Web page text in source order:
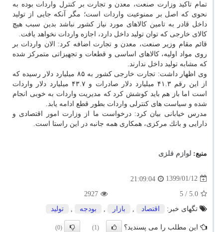
تمام تاكید وزارت صنعت، معدن و تجارت بر كنترل واردات بوده به
نحوی كه اصل بر ممنوعیت واردات است؛ مگر آنكه جایی از تولید
داخل قادر به تامین كالاهای مورد نیاز كشور نباشد بدین سبب هیچ
كالای خارجی كه توان تولید داخل دارد، اجازه واردات نخواهد یافت.
قائم مقام وزیر صنعت، معدن و تجارت اضافه كرد: الان واردات بر
روی مواد اولیه، كالاهای اساسی و قطعات و تجهیزاتی متمركز شده
كه مشابه تولید داخل ندارند.
وی اظهار داشت: تجارت خارجی كشور به ۸۵ میلیارد دلار رسیده كه
از این رقم ۴۱.۳ میلیارد دلار صادرات و ۴۳.۷ میلیارد دلار واردات
است اما باز هم باید كوشش كرد كه مدیریت واردات به خوبی انجام
شده و سیاست های كنترلی واردات بطور قطع ادامه یابد.
مدرس خیابانی بیان كرد: درخواست ما از وزارت امور اقتصادی و
دارایی و بانك مركزی، همكاری همه جانبه در این راستا است.
منبع: لوازم فلزی
1399/01/12
21:09:04
5.0
/ 5
2927
تگهای خبر:
اقتصاد , بازار , بودجه , تولید
این مطلب را می پسندید؟ (1)
(0)